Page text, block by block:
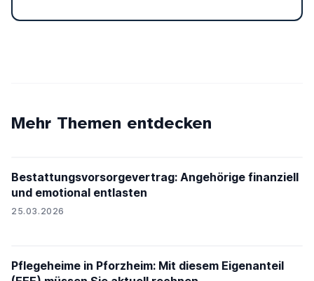
Mehr Themen entdecken
Bestattungsvorsorgevertrag: Angehörige finanziell
und emotional entlasten
25.03.2026
Pflegeheime in Pforzheim: Mit diesem Eigenanteil